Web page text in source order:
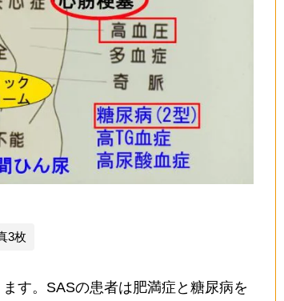
3枚
す。SASの患者は肥満症と糖尿病を